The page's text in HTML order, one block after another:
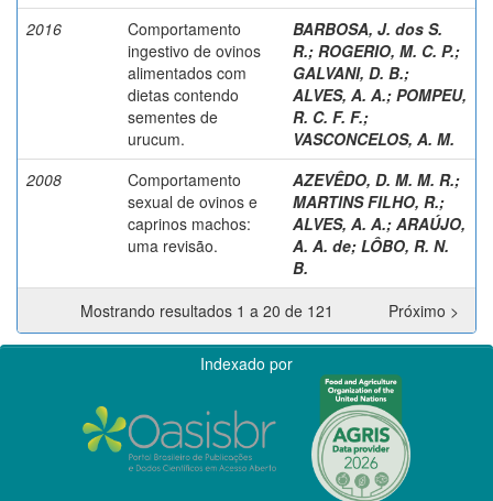
2016
Comportamento
ingestivo de ovinos
alimentados com
dietas contendo
sementes de
urucum.
BARBOSA, J. dos S.
R.; ROGERIO, M. C. P.;
GALVANI, D. B.;
ALVES, A. A.; POMPEU,
R. C. F. F.;
VASCONCELOS, A. M.
2008
Comportamento
sexual de ovinos e
caprinos machos:
uma revisão.
AZEVÊDO, D. M. M. R.;
MARTINS FILHO, R.;
ALVES, A. A.; ARAÚJO,
A. A. de; LÔBO, R. N.
B.
Mostrando resultados 1 a 20 de 121
Próximo >
Indexado por